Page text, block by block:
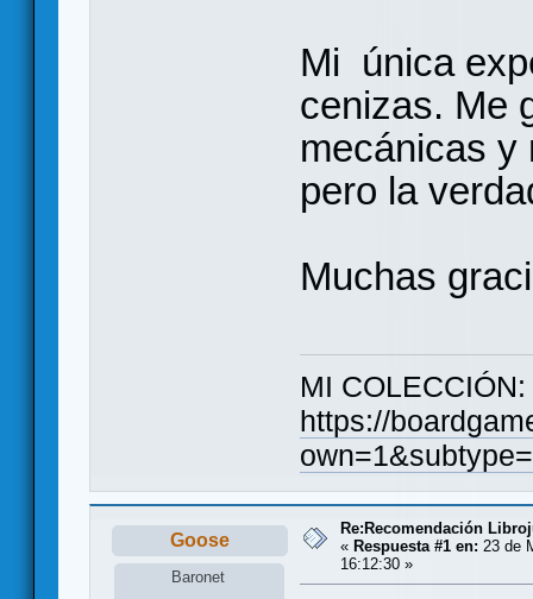
Mi única
cenizas. Me
mecánicas y
pero la
Muchas
MI COLECCIÓN:
https://
Goose
Baronet
Re:Recomendación
« Respuesta #1 en: 23 de
16:12:30 »